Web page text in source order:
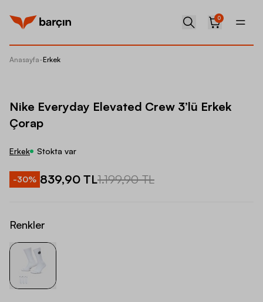
0
Anasayfa-Erkek
Nike Everyday Elevated Crew 3’lü Erkek
Çorap
Erkek Stokta var
-30% 839,90 TL1.199,90 TL
Renkler